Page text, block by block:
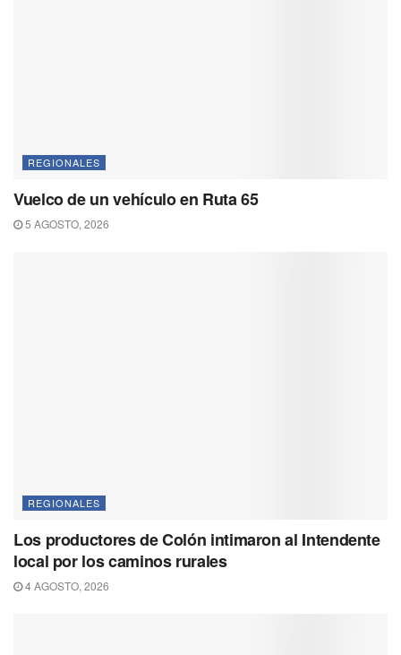
REGIONALES
Vuelco de un vehículo en Ruta 65
5 AGOSTO, 2026
REGIONALES
Los productores de Colón intimaron al Intendente
local por los caminos rurales
4 AGOSTO, 2026